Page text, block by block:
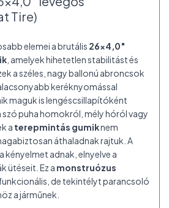
Tire)
elemei a brutális 26×4,0″
, amelyek hihetetlen stabilitást és
a széles, nagy ballonú abroncsok
keréknyomással
maguk is lengéscsillapítóként
puha homokról, mély hóról vagy
a terepmintás gumiknem
áthaladnak rajtuk. A
kényelmet adnak, elnyelve a
ütéseit. Ez a monstruózus
de tekintélyt parancsoló
a járműnek.